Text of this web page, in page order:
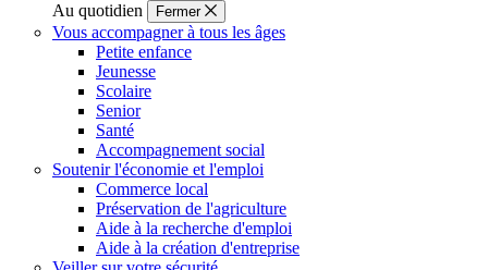
Au quotidien
Fermer
Vous accompagner à tous les âges
Petite enfance
Jeunesse
Scolaire
Senior
Santé
Accompagnement social
Soutenir l'économie et l'emploi
Commerce local
Préservation de l'agriculture
Aide à la recherche d'emploi
Aide à la création d'entreprise